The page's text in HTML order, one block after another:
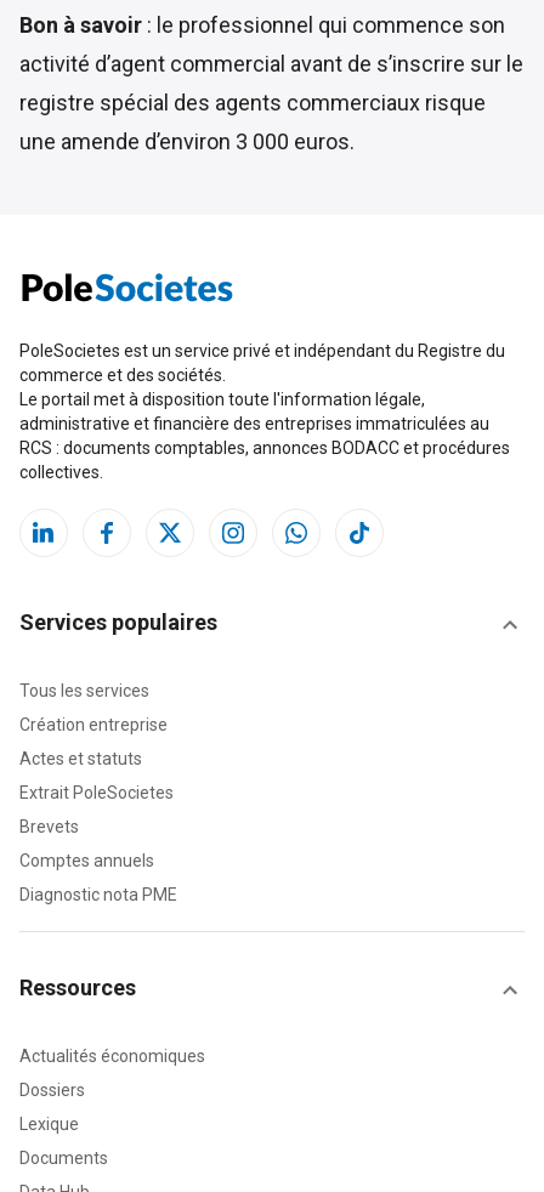
Bon à savoir : le professionnel qui commence son
activité d’agent commercial avant de s’inscrire sur le
registre spécial des agents commerciaux risque
une amende d’environ 3 000 euros.
PoleSocietes est un service privé et indépendant du Registre du
commerce et des sociétés.
Le portail met à disposition toute l'information légale,
administrative et financière des entreprises immatriculées au
RCS : documents comptables, annonces BODACC et procédures
collectives.
Services populaires
Tous les services
Création entreprise
Actes et statuts
Extrait PoleSocietes
Brevets
Comptes annuels
Diagnostic nota PME
Ressources
Actualités économiques
Dossiers
Lexique
Documents